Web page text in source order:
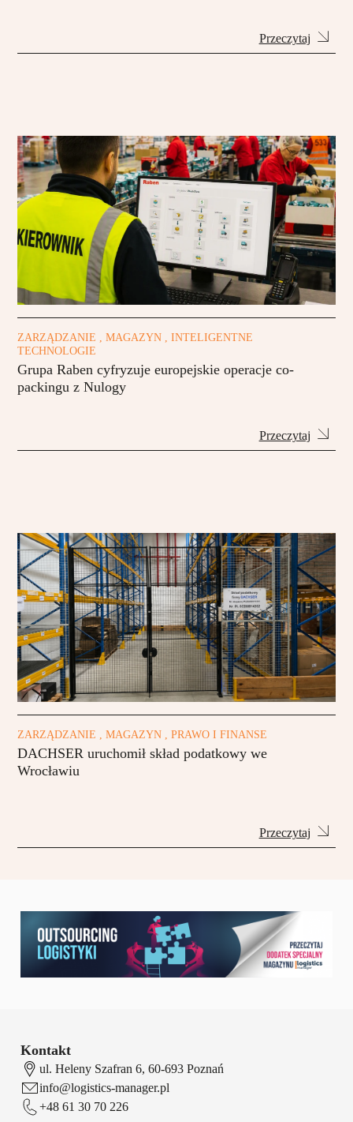
Przeczytaj
ZARZĄDZANIE , MAGAZYN , INTELIGENTNE
TECHNOLOGIE
Grupa Raben cyfryzuje europejskie operacje co-
packingu z Nulogy
Przeczytaj
ZARZĄDZANIE , MAGAZYN , PRAWO I FINANSE
DACHSER uruchomił skład podatkowy we
Wrocławiu
Przeczytaj
Kontakt
ul. Heleny Szafran 6, 60-693 Poznań
info@logistics-manager.pl
+48 61 30 70 226